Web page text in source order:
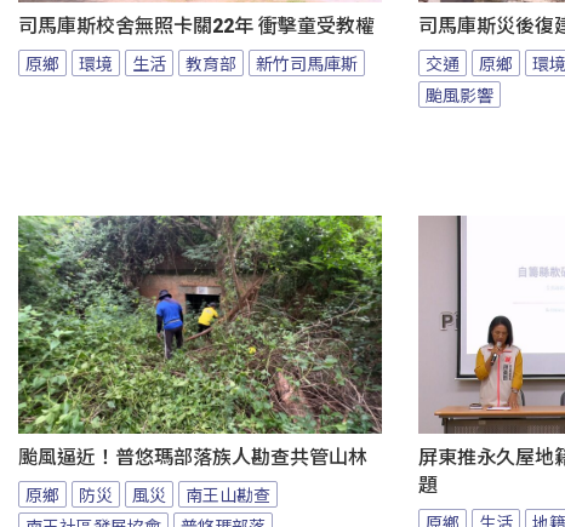
司馬庫斯校舍無照卡關22年 衝擊童受教權
原鄉 環境 生活 教育部 新竹司馬庫斯
司馬庫斯災後復
交通 原鄉 環境
颱風影響
颱風逼近！普悠瑪部落族人勘查共管山林
原鄉 防災 風災
南王山勘查
屏東推永久屋地
題